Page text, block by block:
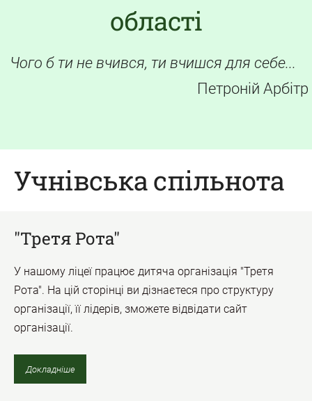
області
Чого б ти не вчився, ти вчишся для себе...
Петроній Арбітр
Учнівська спільнота
"Третя Рота"
У нашому ліцеї працює дитяча організація "Третя
Рота". На цій сторінці ви дізнаєтеся про структуру
організації, її лідерів, зможете відвідати сайт
організації.
Докладніше